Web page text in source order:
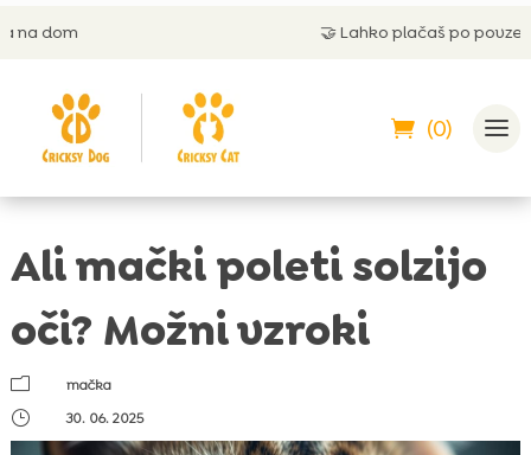
Lahko plačaš po povzetju
(0)
Ali mački poleti solzijo
oči? Možni vzroki
m
mačka
}
30. 06. 2025